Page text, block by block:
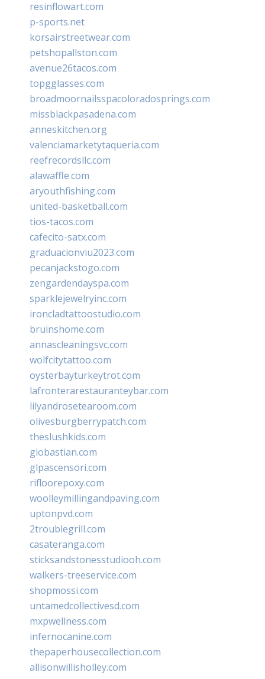
resinflowart.com
p-sports.net
korsairstreetwear.com
petshopallston.com
avenue26tacos.com
topgglasses.com
broadmoornailsspacoloradosprings.com
missblackpasadena.com
anneskitchen.org
valenciamarketytaqueria.com
reefrecordsllc.com
alawaffle.com
aryouthfishing.com
united-basketball.com
tios-tacos.com
cafecito-satx.com
graduacionviu2023.com
pecanjackstogo.com
zengardendayspa.com
sparklejewelryinc.com
ironcladtattoostudio.com
bruinshome.com
annascleaningsvc.com
wolfcitytattoo.com
oysterbayturkeytrot.com
lafronterarestauranteybar.com
lilyandrosetearoom.com
olivesburgberrypatch.com
theslushkids.com
giobastian.com
glpascensori.com
rifloorepoxy.com
woolleymillingandpaving.com
uptonpvd.com
2troublegrill.com
casateranga.com
sticksandstonesstudiooh.com
walkers-treeservice.com
shopmossi.com
untamedcollectivesd.com
mxpwellness.com
infernocanine.com
thepaperhousecollection.com
allisonwillisholley.com